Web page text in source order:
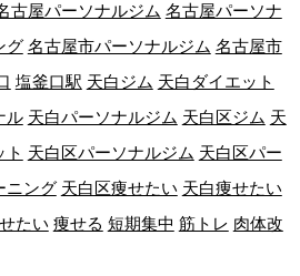
古屋パーソナルジム 名古屋パーソナ
グ 名古屋市パーソナルジム 名古屋市
塩釜口駅 天白ジム 天白ダイエット
ル 天白パーソナルジム 天白区ジム 天
ト 天白区パーソナルジム 天白区パー
ニング 天白区痩せたい 天白痩せたい
たい 痩せる 短期集中 筋トレ 肉体改